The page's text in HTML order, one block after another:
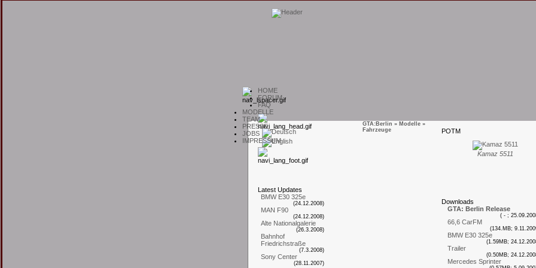
HOME
FORUM
FAQ
MODELLE
TEAM
PRESSE
JOBS
IMPRESSUM
L atest Updates
BMW E30 325e
(24.12.2008)
MAN F90
(24.12.2008)
Alte Nationalgalerie
(26.3.2008)
Bahnhof
Friedrichstraße
(7.3.2008)
Sony Center
(28.11.2007)
POTM
Kamaz 5511
Downloads
GTA: Berlin Release
( - ;
66,6 CarFM
(134.MB;
BMW E30 325e
(1.59MB;
Trailer
(0.50MB;
Mercedes Sprinter
GTA:Berlin » Modelle »
Fahrzeuge